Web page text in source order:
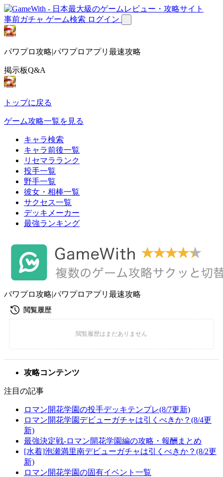
事前ガチャ ゲーム検索 ログイン
パワプロ攻略|パワプロアプリ最速攻略
掲示板Q&A
トップに戻る
ゲーム攻略一覧を見る
キャラ検索
キャラ前後一覧
リセマラランク
投手一覧
野手一覧
彼女・相棒一覧
サクセス一覧
デッキメーカー
最強ランキング
パワプロ攻略|パワプロアプリ最速攻略
攻略コンテンツ
注目の記事
ロマン開花学園の投手デッキテンプレ(8/7更新)
ロマン開花学園デビューガチャは引くべきか？(8/4更
新)
最強決定戦-ロマン開花学園編の攻略・報酬まとめ
[水着]泡瀬満里南デビューガチャは引くべきか？(8/2更
新)
ロマン開花学園の固有イベント一覧